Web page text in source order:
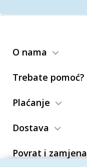
O nama
Trebate pomoć?
Plaćanje
Dostava
Povrat i zamjena